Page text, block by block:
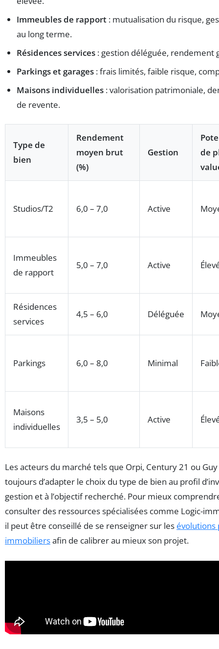
Immeubles de rapport : mutualisation du risque,
au long terme.
Résidences services : gestion déléguée, rendement
Parkings et garages : frais limités, faible risque,
Maisons individuelles : valorisation patrimoniale,
de revente.
Type de
bien
Rendement
moyen brut
(%)
Gestion
de
Studios/T2 6,0 – 7,0 Active
Immeubles
de rapport
5,0 – 7,0 Active
Résidences
services
4,5 – 6,0 Déléguée
Parkings 6,0 – 8,0 Minimal
Maisons
individuelles
3,5 – 5,0 Active
Les acteurs du marché tels que Orpi, Century 21 ou
toujours d’adapter le choix du type de bien au profil
gestion et à l’objectif recherché. Pour mieux
consulter des ressources spécialisées comme Logic-
il peut être conseillé de se renseigner sur les évolutions
immobiliersafin de calibrer au mieux son projet.